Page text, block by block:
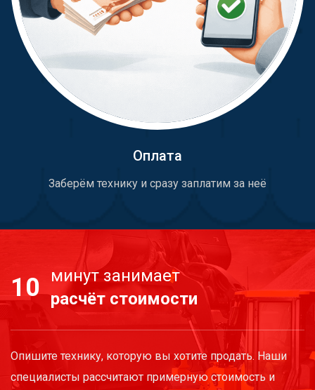
Оплата
Заберём технику и сразу заплатим за неё
10
минут занимает
расчёт стоимости
Опишите технику, которую вы хотите продать. Наши
специалисты рассчитают примерную стоимость и